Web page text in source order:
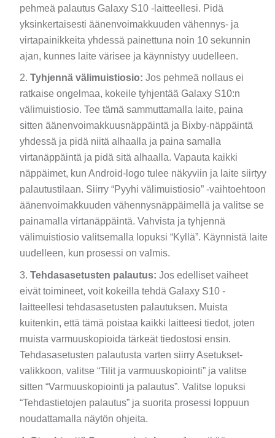
pehmeä palautus Galaxy S10 -laitteellesi. Pidä
yksinkertaisesti äänenvoimakkuuden vähennys- ja
virtapainikkeita yhdessä painettuna noin 10 sekunnin
ajan, kunnes laite värisee ja käynnistyy uudelleen.
Tyhjennä välimuistiosio: Jos pehmeä nollaus ei
ratkaise ongelmaa, kokeile tyhjentää Galaxy S10:n
välimuistiosio. Tee tämä sammuttamalla laite, paina
sitten äänenvoimakkuusnäppäintä ja Bixby-näppäintä
yhdessä ja pidä niitä alhaalla ja paina samalla
virtanäppäintä ja pidä sitä alhaalla. Vapauta kaikki
näppäimet, kun Android-logo tulee näkyviin ja laite siirtyy
palautustilaan. Siirry “Pyyhi välimuistiosio” -vaihtoehtoon
äänenvoimakkuuden vähennysnäppäimellä ja valitse se
painamalla virtanäppäintä. Vahvista ja tyhjennä
välimuistiosio valitsemalla lopuksi “Kyllä”. Käynnistä laite
uudelleen, kun prosessi on valmis.
Tehdasasetusten palautus: Jos edelliset vaiheet
eivät toimineet, voit kokeilla tehdä Galaxy S10 -
laitteellesi tehdasasetusten palautuksen. Muista
kuitenkin, että tämä poistaa kaikki laitteesi tiedot, joten
muista varmuuskopioida tärkeät tiedostosi ensin.
Tehdasasetusten palautusta varten siirry Asetukset-
valikkoon, valitse “Tilit ja varmuuskopiointi” ja valitse
sitten “Varmuuskopiointi ja palautus”. Valitse lopuksi
“Tehdastietojen palautus” ja suorita prosessi loppuun
noudattamalla näytön ohjeita.